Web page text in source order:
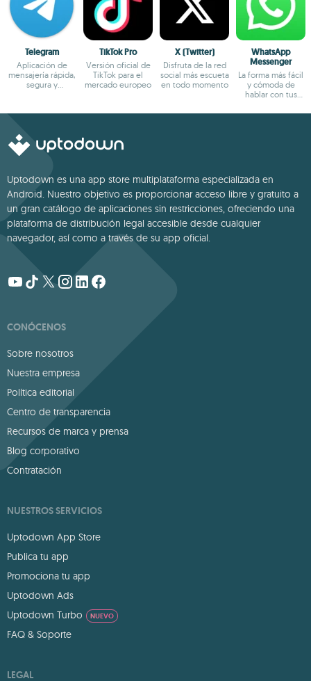
Telegram
Aplicación de
mensajería rápida,
segura y
TikTok Pro
Versión oficial de
TikTok para el
mercado europeo
X (Twitter)
Disfruta de la red
social más escueta
en todo momento
WhatsApp
Messenger
La forma más fácil
y cómoda de
hablar con tus
Uptodown es una app store multiplataforma especializada en
Android. Nuestro objetivo es proporcionar acceso libre y gratuito a
un gran catálogo de aplicaciones sin restricciones, ofreciendo una
plataforma de distribución legal accesible desde cualquier
navegador, así como a través de su app oficial.
CONÓCENOS
Sobre nosotros
Nuestra empresa
Política editorial
Centro de transparencia
Recursos de marca y prensa
Blog corporativo
Contratación
NUESTROS SERVICIOS
Uptodown App Store
Publica tu app
Promociona tu app
Uptodown Ads
Uptodown Turbo
NUEVO
FAQ & Soporte
LEGAL